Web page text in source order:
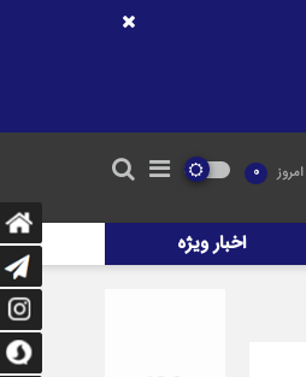
امروز 0
اخبار ویژه
تشکیل کارگروه تخصصی برای حل مشکلات